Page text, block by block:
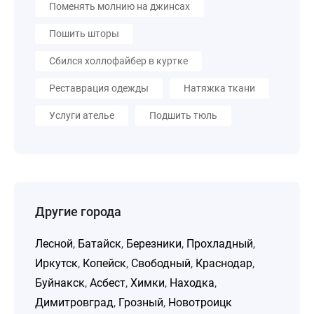
Поменять молнию на джинсах
Пошить шторы
Сбился холлофайбер в куртке
Реставрация одежды Натяжка ткани
Услуги ателье Подшить тюль
Другие города
Лесной, Батайск, Березники, Прохладный,
Иркутск, Копейск, Свободный, Краснодар,
Буйнакск, Асбест, Химки, Находка,
Димитровград, Грозный, Новотроицк